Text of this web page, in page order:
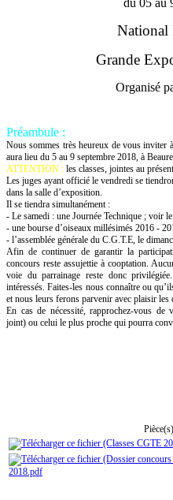
National
Grande
Organisé
Préambule :
Nous sommes très heureux de vous inviter
aura lieu du 5 au 9 septembre 2018, à
ATTENTION : les classes, jointes au
Les juges ayant officié le vendredi se
dans la salle d’exposition.
Il se tiendra simultanément :
- Le samedi : une Journée Technique ; voir
- une bourse d’oiseaux millésimés 2016 -
- l’assemblée générale du C.G.T.E, le
Afin de continuer de garantir la
concours reste assujettie à cooptation.
voie du parrainage reste donc
intéressés. Faites-les nous connaître ou
et nous leurs ferons parvenir avec plaisir les
En cas de nécessité, rapprochez-vous de
joint) ou celui le plus proche qui pourra
2018.pdf